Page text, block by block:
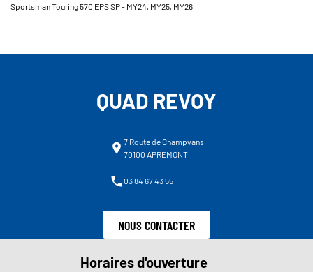
Sportsman Touring 570 EPS SP - MY24, MY25, MY26
QUAD REVOY
7 Route de Champvans
70100 APREMONT
03 84 67 43 55
NOUS CONTACTER
Horaires d'ouverture